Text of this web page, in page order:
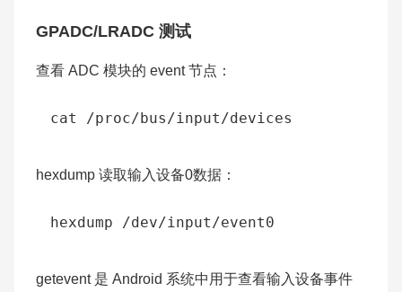
GPADC/LRADC 测试
查看 ADC 模块的 event 节点：
hexdump 读取输入设备0数据：
getevent 是 Android 系统中用于查看输入设备事件